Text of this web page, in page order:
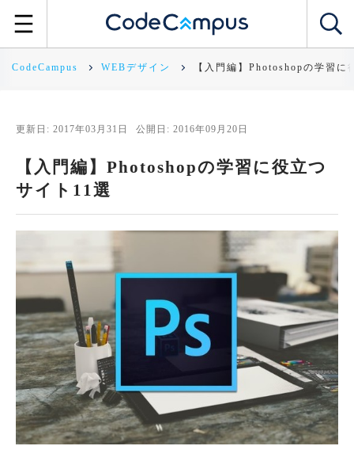
CodeCampus WEBデザイン 【入門編】Photoshopの学習に
更新日: 2017年03月31日 公開日: 2016年09月20日
【入門編】Photoshopの学習に役立つ
サイト11選